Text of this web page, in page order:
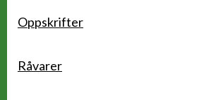
Oppskrifter
Råvarer